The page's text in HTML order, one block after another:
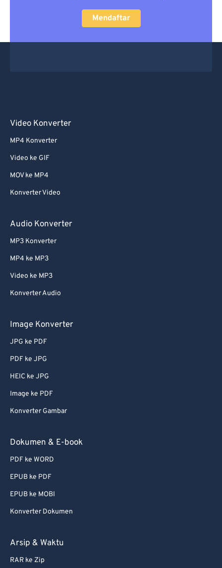
Mendaftar
Video Konverter
MP4 Konverter
Video ke GIF
MOV ke MP4
Konverter Video
Audio Konverter
MP3 Konverter
MP4 ke MP3
Video ke MP3
Konverter Audio
Image Konverter
JPG ke PDF
PDF ke JPG
HEIC ke JPG
Image ke PDF
Konverter Gambar
Dokumen & E-book
PDF ke WORD
EPUB ke PDF
EPUB ke MOBI
Konverter Dokumen
Arsip & Waktu
RAR ke Zip